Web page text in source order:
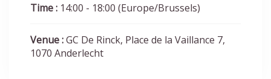
Time : 14:00 - 18:00 (Europe/Brussels)
Venue :GC De Rinck, Place de la Vaillance 7,
1070 Anderlecht